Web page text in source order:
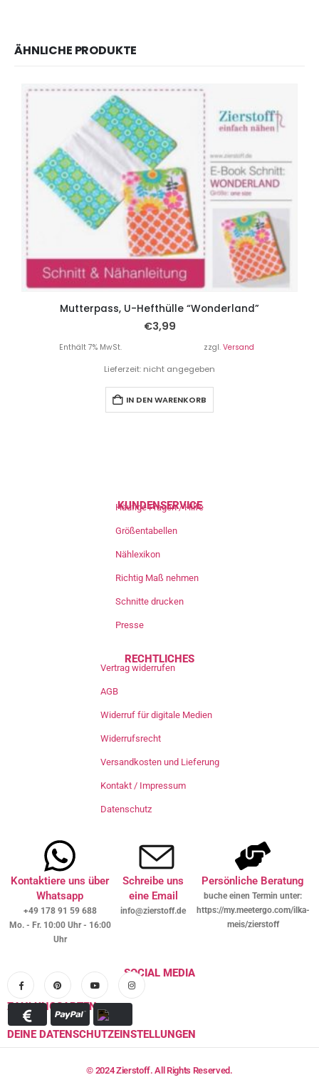
ÄHNLICHE PRODUKTE
Mutterpass, U-Hefthülle “Wonderland”
€3,99
Enthält 7% MwSt. zzgl. Versand
Lieferzeit: nicht angegeben
IN DEN WARENKORB
KUNDENSERVICE
Häufige Fragen / Hilfe
Größentabellen
Nählexikon
Richtig Maß nehmen
Schnitte drucken
Presse
RECHTLICHES
Vertrag widerrufen
AGB
Widerruf für digitale Medien
Widerrufsrecht
Versandkosten und Lieferung
Kontakt / Impressum
Datenschutz
Kontaktiere uns über
Whatsapp
+49 178 91 59 688
Mo. - Fr. 10:00 Uhr - 16:00
Uhr
Schreibe uns
eine Email
info@zierstoff.de
Persönliche Beratung
buche einen Termin unter:
https://my.meetergo.com/ilka-
meis/zierstoff
SOCIAL MEDIA
ZAHLUNGSARTEN
DEINE DATENSCHUTZEINSTELLUNGEN
© 2024 Zierstoff. All Rights Reserved.